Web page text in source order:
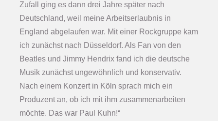
Zufall ging es dann drei Jahre später nach
Deutschland, weil meine Arbeitserlaubnis in
England abgelaufen war. Mit einer Rockgruppe kam
ich zunächst nach Düsseldorf. Als Fan von den
Beatles und Jimmy Hendrix fand ich die deutsche
Musik zunächst ungewöhnlich und konservativ.
Nach einem Konzert in Köln sprach mich ein
Produzent an, ob ich mit ihm zusammenarbeiten
möchte. Das war Paul Kuhn!“